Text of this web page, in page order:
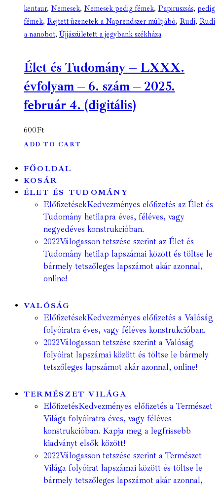
kentaur, Nemesek, Nemesek pedig fémek, Papiruszsás, pedig
fémek, Rejtett üzenetek a Naprendszer múltjábó, Rudi, Rudi
a nanobot, Újjászületett a jegybank székháza
Élet és Tudomány – LXXX.
évfolyam – 6. szám – 2025.
február 4. (digitális)
600Ft
ADD TO CART
FŐOLDAL
KOSÁR
ÉLET ÉS TUDOMÁNY
ElőfizetésekKedvezményes előfizetés az Élet és
Tudomány hetilapra éves, féléves, vagy
negyedéves konstrukcióban.
2022Válogasson tetszése szerint az Élet és
Tudomány hetilap lapszámai között és töltse le
bármely tetszőleges lapszámot akár azonnal,
online!
VALÓSÁG
ElőfizetésekKedvezményes előfizetés a Valóság
folyóiratra éves, vagy féléves konstrukcióban.
2022Válogasson tetszése szerint a Valóság
folyóirat lapszámai között és töltse le bármely
tetszőleges lapszámot akár azonnal, online!
TERMÉSZET VILÁGA
ElőfizetésKedvezményes előfizetés a Természet
Világa folyóiratra éves, vagy féléves
konstrukcióban. Kapja meg a legfrissebb
kiadványt elsők között!
2022Válogasson tetszése szerint a Természet
Világa folyóirat lapszámai között és töltse le
bármely tetszőleges lapszámot akár azonnal,